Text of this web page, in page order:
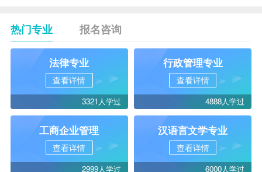
热门专业 报名咨询
法律专业
查看详情
3321人学过
行政管理专业
查看详情
4888人学过
工商企业管理
查看详情
2999人学过
汉语言文学专业
查看详情
6000人学过